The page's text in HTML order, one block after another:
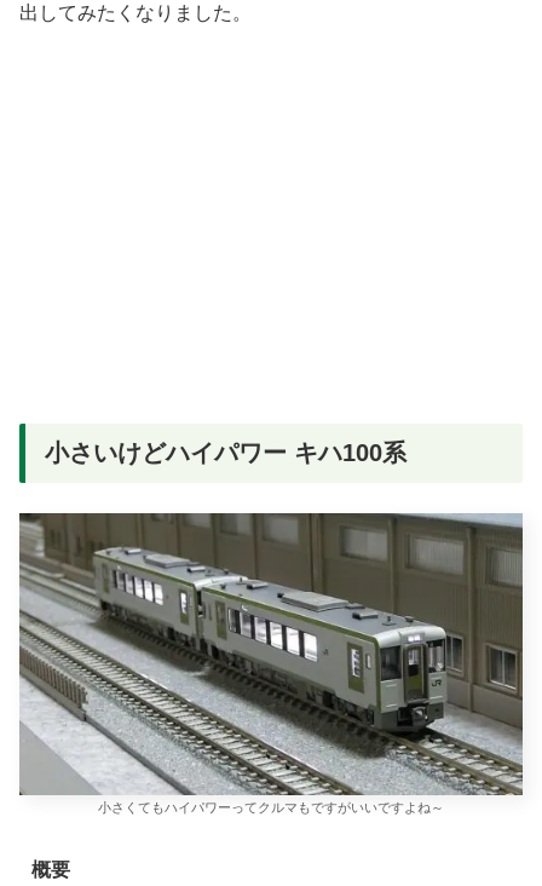
出してみたくなりました。
小さいけどハイパワー キハ100系
小さくてもハイパワーってクルマもですがいいですよね～
概要